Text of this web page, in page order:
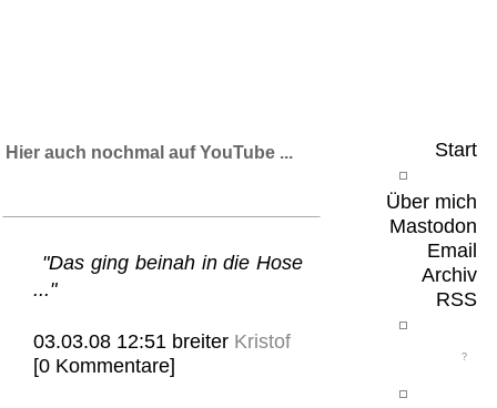
Start
Über mich
Mastodon
Email
Archiv
RSS
Hier auch nochmal auf YouTube ...
"Das ging beinah in die Hose
..."
03.03.08 12:51 breiter Kristof
[0 Kommentare]